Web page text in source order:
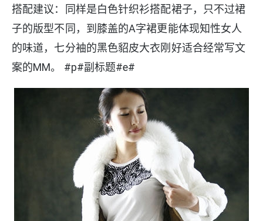
搭配建议：同样是白色针织衫搭配裙子，只不过裙
子的版型不同，到膝盖的A字裙更能体现知性女人
的味道，七分袖的黑色貂皮大衣刚好适合经常写文
案的MM。 #p#副标题#e#